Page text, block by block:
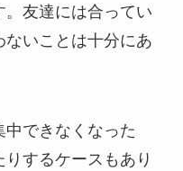
友達には合ってい
いことは十分にあ
できなくなった
するケースもあり